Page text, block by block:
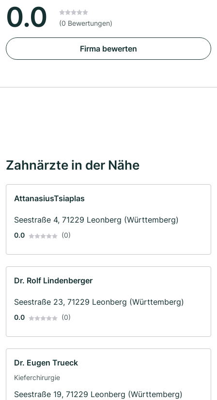
0.0 (0 Bewertungen)
Firma bewerten
Zahnärzte in der Nähe
AttanasiusTsiaplas
Seestraße 4, 71229 Leonberg (Württemberg)
0.0 (0)
Dr. Rolf Lindenberger
Seestraße 23, 71229 Leonberg (Württemberg)
0.0 (0)
Dr. Eugen Trueck
Kieferchirurgie
Seestraße 19, 71229 Leonberg (Württemberg)